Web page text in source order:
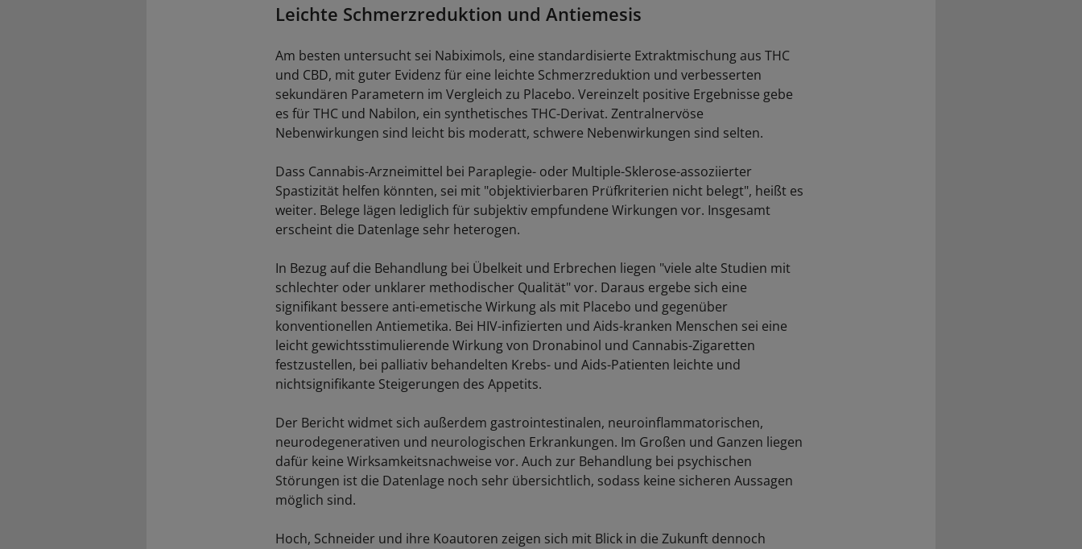
Leichte Schmerzreduktion und Antiemesis
Am besten untersucht sei Nabiximols, eine standardisierte Extraktmischung aus THC
und CBD, mit guter Evidenz für eine leichte Schmerzreduktion und verbesserten
sekundären Parametern im Vergleich zu Placebo. Vereinzelt positive Ergebnisse gebe
es für THC und Nabilon, ein synthetisches THC-Derivat. Zentralnervöse
Nebenwirkungen sind leicht bis moderatt, schwere Nebenwirkungen sind selten.
Dass Cannabis-Arzneimittel bei Paraplegie- oder Multiple-Sklerose-assoziierter
Spastizität helfen könnten, sei mit "objektivierbaren Prüfkriterien nicht belegt", heißt es
weiter. Belege lägen lediglich für subjektiv empfundene Wirkungen vor. Insgesamt
erscheint die Datenlage sehr heterogen.
In Bezug auf die Behandlung bei Übelkeit und Erbrechen liegen "viele alte Studien mit
schlechter oder unklarer methodischer Qualität" vor. Daraus ergebe sich eine
signifikant bessere anti-emetische Wirkung als mit Placebo und gegenüber
konventionellen Antiemetika. Bei HIV-infizierten und Aids-kranken Menschen sei eine
leicht gewichtsstimulierende Wirkung von Dronabinol und Cannabis-Zigaretten
festzustellen, bei palliativ behandelten Krebs- und Aids-Patienten leichte und
nichtsignifikante Steigerungen des Appetits.
Der Bericht widmet sich außerdem gastrointestinalen, neuroinflammatorischen,
neurodegenerativen und neurologischen Erkrankungen. Im Großen und Ganzen liegen
dafür keine Wirksamkeitsnachweise vor. Auch zur Behandlung bei psychischen
Störungen ist die Datenlage noch sehr übersichtlich, sodass keine sicheren Aussagen
möglich sind.
Hoch, Schneider und ihre Koautoren zeigen sich mit Blick in die Zukunft dennoch